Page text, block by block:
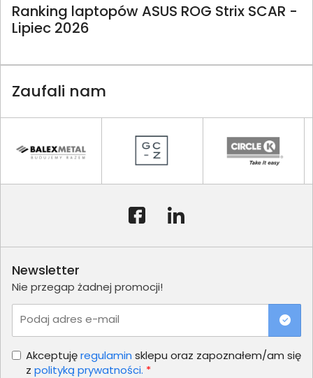
Ranking laptopów ASUS ROG Strix SCAR -
Lipiec 2026
Zaufali nam
Newsletter
Nie przegap żadnej promocji!
Podaj adres e-mail
Akceptujęregulamin sklepu oraz zapoznałem/am się
z polityką prywatności. *